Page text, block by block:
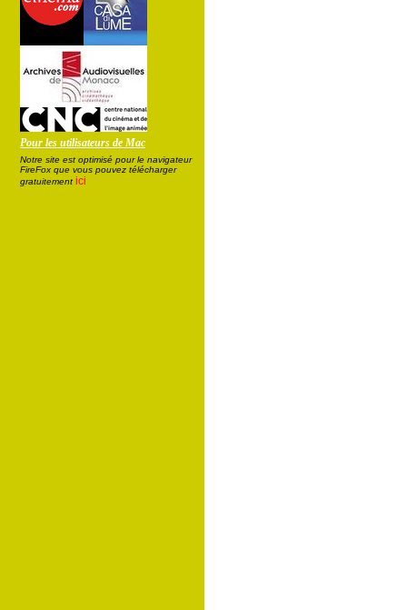
Pour les utilisateurs de Mac
Notre site est optimisé pour le navigateur
FireFox que vous pouvez télécharger
gratuitement ici